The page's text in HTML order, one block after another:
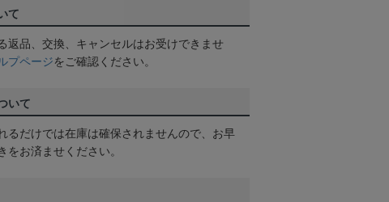
て
返品、交換、キャンセルはお受けできませ
プページをご確認ください。
いて
るだけでは在庫は確保されませんので、お早
をお済ませください。